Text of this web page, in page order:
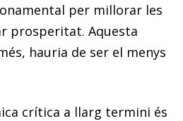
per millorar les
prosperitat. Aquesta
hauria de ser el menys
crítica a llarg termini és